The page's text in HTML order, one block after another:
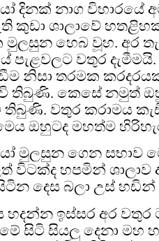
දිනක් නාග විහාරයේ
කුඩා ශාලාවේ
මුලසුන හෙබ වූහ. අර
පැළවලට වතුර
නිසා තරමක
වි තිබුණි. කෙසේ නමුත්
තිබුණි. වතුර කරාමය
ඔහුටද මහත්ම
මුලසුන ගෙන සභාව
විටක්ද හපමින්
දෙස බලා උස්
හදන්න ඉස්සර අර
සිටි සියලු දෙනා